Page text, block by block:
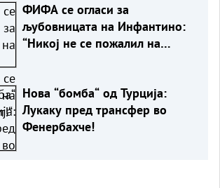
ФИФА се огласи за
љубовницата на Инфантино:
“Никој не се пожалил на
Нова “бомба“ од Турција:
Лукаку пред трансфер во
Фенербахче!